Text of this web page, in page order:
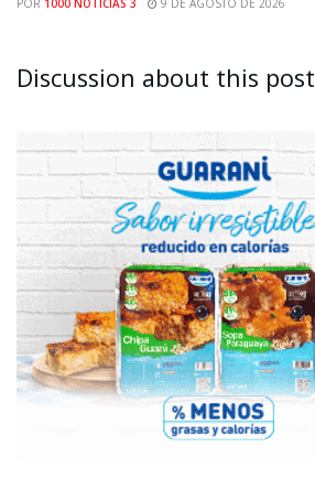
Discussion about this post